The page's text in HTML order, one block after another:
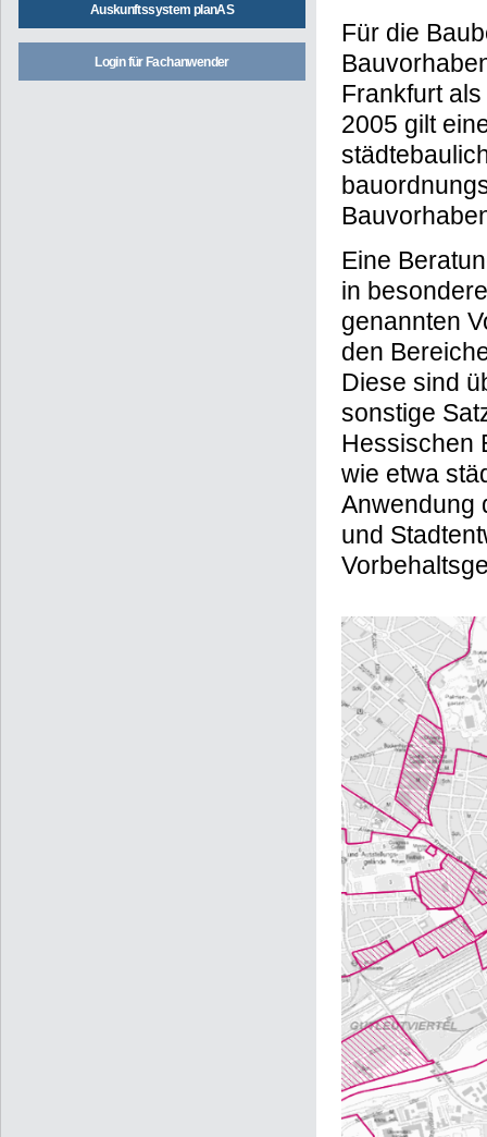
Auskunftssystem planAS
Login für Fachanwender
Für die
Frankfurt
2005 gilt
Eine
in
genannten
den
Diese sind
sonstige
Hessischen
wie etwa
Anwendung
und